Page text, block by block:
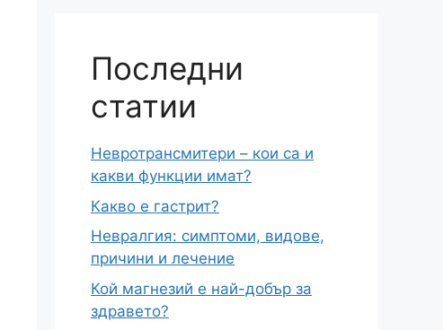
Последни
статии
Невротрансмитери – кои са и
какви функции имат?
Какво е гастрит?
Невралгия: симптоми, видове,
причини и лечение
Кой магнезий е най-добър за
здравето?